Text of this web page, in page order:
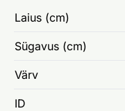
Laius (cm)
Sügavus (cm)
Värv
ID